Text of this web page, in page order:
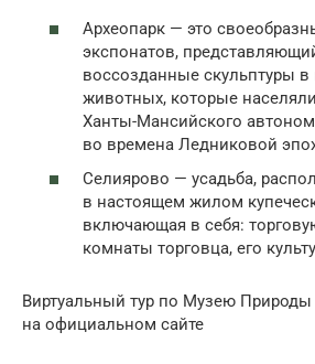
Археопарк — это
экспонатов,
воссозданные скульптуры
животных, которые
Ханты-Мансийского
во времена Ледниковой
Селиярово — усадьба,
в настоящем жилом
включающая в себя:
комнаты торговца, его
Виртуальный тур по Музею
на официальном сайте